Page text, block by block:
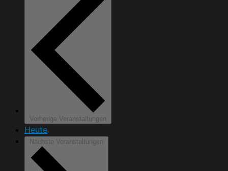
Vorherige Veranstaltungen
Heute
Nächste Veranstaltungen